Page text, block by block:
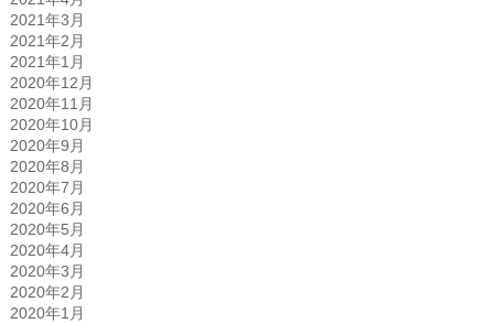
2021年3月
2021年2月
2021年1月
2020年12月
2020年11月
2020年10月
2020年9月
2020年8月
2020年7月
2020年6月
2020年5月
2020年4月
2020年3月
2020年2月
2020年1月